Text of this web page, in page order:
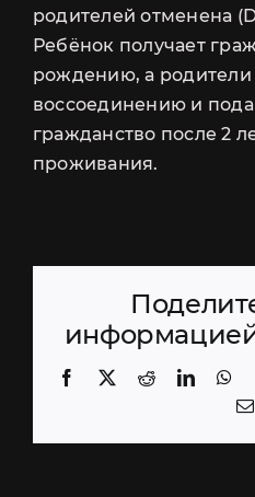
родителей отменена
Ребёнок получает
рождению, а
воссоединению и
гражданство после 2
проживания.
Facebook
X Reddit
СКИДКА
НА
Ответим на
электронной